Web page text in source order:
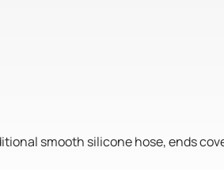
smooth silicone hose, ends